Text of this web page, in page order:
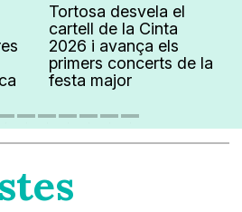
Tortosa desvela el
cartell de la Cinta
2026 i avança els
primers concerts de la
festa major